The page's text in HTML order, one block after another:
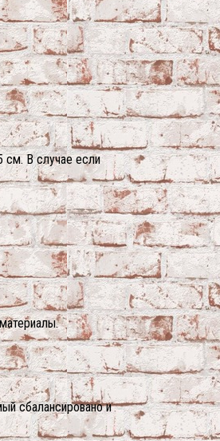
см. В случае если
сбалансировано и